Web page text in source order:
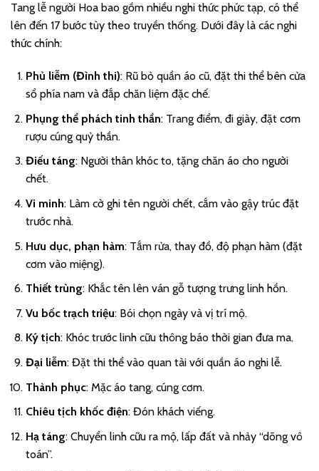
Tang lễ người Hoa bao gồm nhiều nghi thức phức tạp, có thể
lên đến 17 bước tùy theo truyền thống. Dưới đây là các nghi
thức chính:
Phủ liễm (Đình thi): Rũ bỏ quần áo cũ, đặt thi thể bên cửa
sổ phía nam và đắp chăn liệm đặc chế.
Phụng thể phách tinh thần: Trang điểm, đi giày, đặt cơm
rượu cúng quỷ thần.
Điếu táng: Người thân khóc to, tặng chăn áo cho người
chết.
Vi minh: Làm cờ ghi tên người chết, cắm vào gậy trúc đặt
trước nhà.
Hưu dục, phạn hàm: Tắm rửa, thay đồ, độ phạn hàm (đặt
cơm vào miệng).
Thiết trùng: Khắc tên lên ván gỗ tượng trưng linh hồn.
Vu bốc trạch triệu: Bói chọn ngày và vị trí mộ.
Ký tịch: Khóc trước linh cữu thông báo thời gian đưa ma.
Đại liễm: Đặt thi thể vào quan tài với quần áo nghi lễ.
Thành phục: Mặc áo tang, cúng cơm.
Chiêu tịch khốc điện: Đón khách viếng.
Hạ táng: Chuyển linh cữu ra mộ, lấp đất và nhảy “dõng vô
toán”.